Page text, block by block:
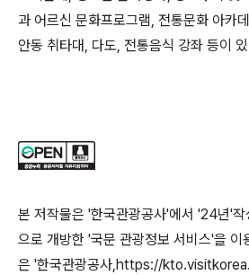
과 어르신 문화프로그램, 전통문화 아카
안동 취타대, 다도, 전통음식 강좌 등이
본 저작물은 '한국관광공사'에서 '24년'작
으로 개방한 '국문 관광정보 서비스'을 이
은 '한국관광공사,https://